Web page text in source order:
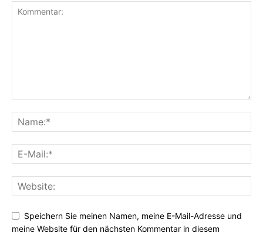
Speichern Sie meinen Namen, meine E-Mail-Adresse und
meine Website für den nächsten Kommentar in diesem